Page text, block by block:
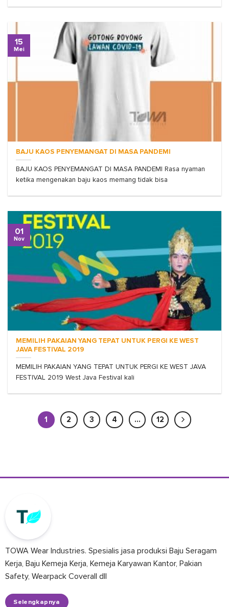
BAJU KAOS PENYEMANGAT DI MASA PANDEMI
BAJU KAOS PENYEMANGAT DI MASA PANDEMI Rasa nyaman
ketika mengenakan baju kaos memang tidak bisa
15
Mei
MEMILIH PAKAIAN YANG TEPAT UNTUK PERGI KE WEST
JAVA FESTIVAL 2019
MEMILIH PAKAIAN YANG TEPAT UNTUK PERGI KE WEST JAVA
FESTIVAL 2019 West Java Festival kali
01
Nov
1 2 3 4 … 12
TOWA Wear Industries. Spesialis jasa produksi Baju Seragam
Kerja, Baju Kemeja Kerja, Kemeja Karyawan Kantor, Pakian
Safety, Wearpack Coverall dll
Selengkapnya